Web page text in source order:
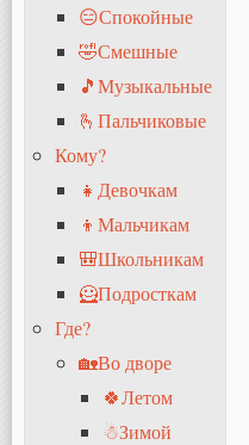
😑Спокойные
🤣Смешные
🎵Музыкальные
🫰Пальчиковые
Кому?
👧Девочкам
👦Мальчикам
🎒Школьникам
🦸Подросткам
Где?
🏡Во дворе
🍀Летом
☃Зимой